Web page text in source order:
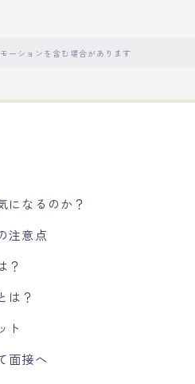
ーションを含む場合があります
になるのか？
注意点
？
は？
ト
面接へ